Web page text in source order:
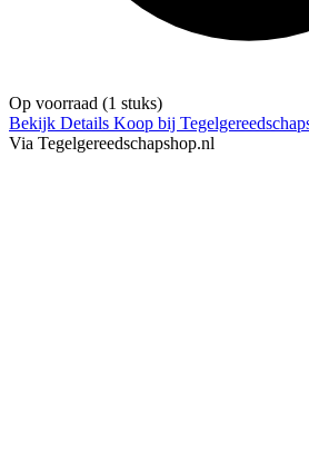
Op voorraad (1 stuks)
Bekijk Details Koop bij
Via Tegelgereedschapshop.nl